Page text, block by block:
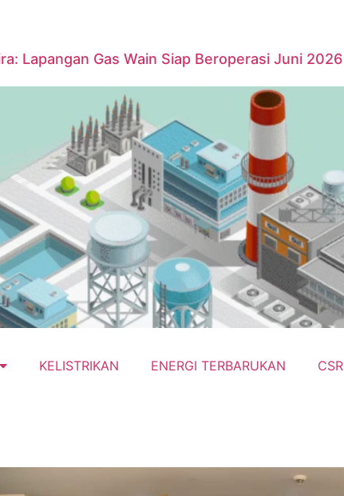
Lapangan Gas Wain Siap Beroperasi Juni 2026
KELISTRIKAN ENERGI TERBARUKAN CSR